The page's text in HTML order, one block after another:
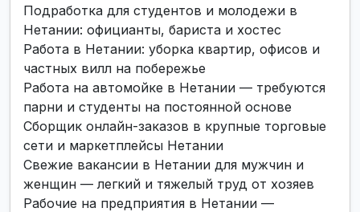
Подработка для студентов и молодежи в
Нетании: официанты, бариста и хостес
Работа в Нетании: уборка квартир, офисов и
частных вилл на побережье
Работа на автомойке в Нетании — требуются
парни и студенты на постоянной основе
Сборщик онлайн-заказов в крупные торговые
сети и маркетплейсы Нетании
Свежие вакансии в Нетании для мужчин и
женщин — легкий и тяжелый труд от хозяев
Рабочие на предприятия в Нетании —